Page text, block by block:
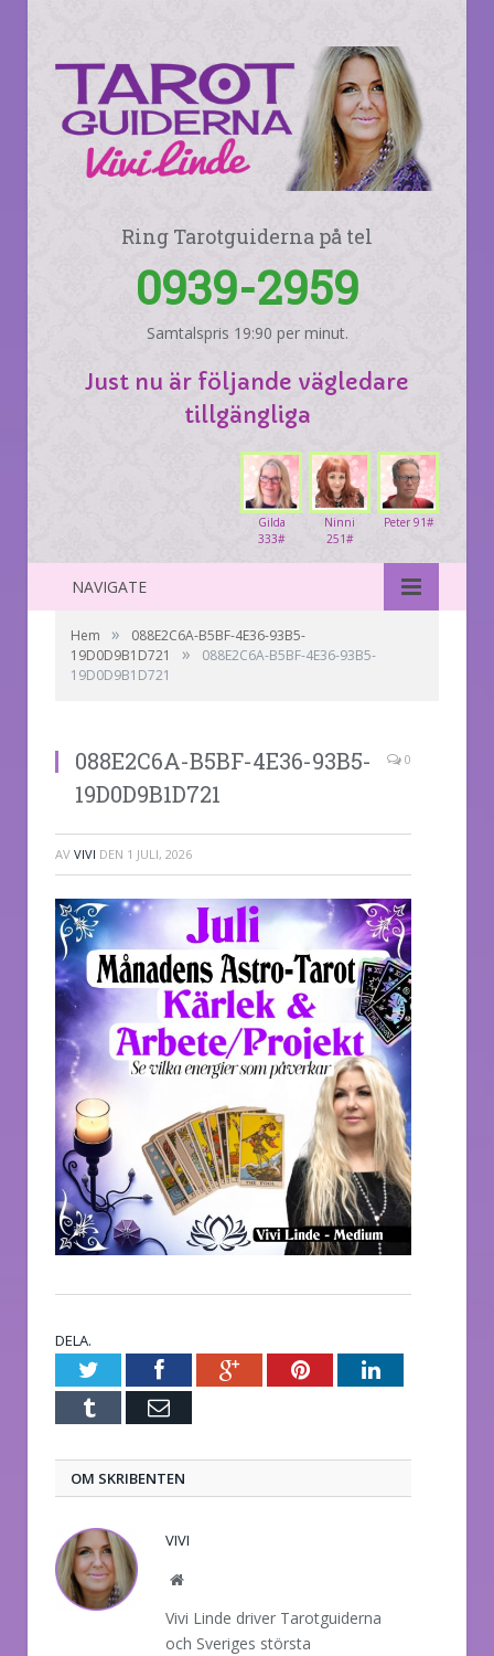
Ring Tarotguiderna på tel
0939-2959
Samtalspris 19:90 per minut.
Just nu är följande vägledare
tillgängliga
Peter 91#
Ninni
251#
Gilda
333#
NAVIGATE
Hem »
088E2C6A-B5BF-4E36-93B5-
19D0D9B1D721
»
088E2C6A-B5BF-4E36-93B5-
19D0D9B1D721
088E2C6A-B5BF-4E36-93B5-
19D0D9B1D721
0
AV VIVI DEN 1 JULI, 2026
DELA.
TwitterFacebookGoogle+PinterestLinkedIn
Tumblr E-
OM SKRIBENTEN
VIVI
Website
Vivi Linde driver Tarotguiderna
och Sveriges största